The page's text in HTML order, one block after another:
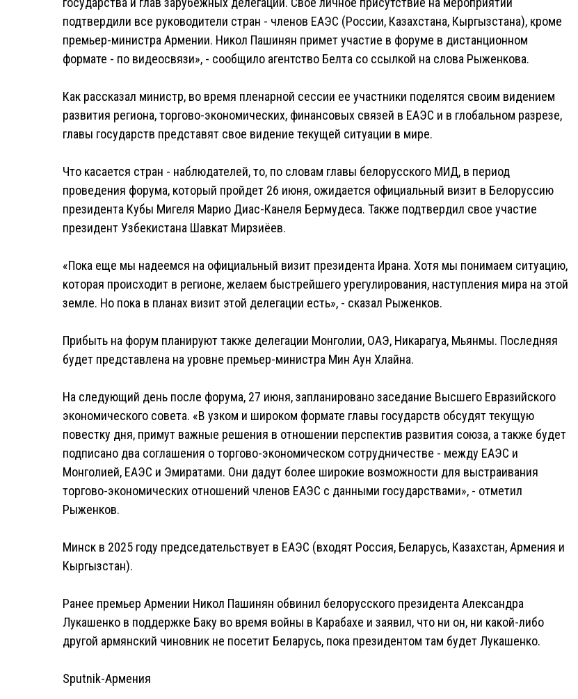
подтвердили все руководители стран - членов ЕАЭС (России, Казахстана, Кыргызстана), кроме
премьер-министра Армении. Никол Пашинян примет участие в форуме в дистанционном
формате - по видеосвязи», - сообщило агентство Белта со ссылкой на слова Рыженкова.
Как рассказал министр, во время пленарной сессии ее участники поделятся своим видением
развития региона, торгово-экономических, финансовых связей в ЕАЭС и в глобальном разрезе,
главы государств представят свое видение текущей ситуации в мире.
Что касается стран - наблюдателей, то, по словам главы белорусского МИД, в период
проведения форума, который пройдет 26 июня, ожидается официальный визит в Белоруссию
президента Кубы Мигеля Марио Диас-Канеля Бермудеса. Также подтвердил свое участие
президент Узбекистана Шавкат Мирзиёев.
«Пока еще мы надеемся на официальный визит президента Ирана. Хотя мы понимаем ситуацию,
которая происходит в регионе, желаем быстрейшего урегулирования, наступления мира на этой
земле. Но пока в планах визит этой делегации есть», - сказал Рыженков.
Прибыть на форум планируют также делегации Монголии, ОАЭ, Никарагуа, Мьянмы. Последняя
будет представлена на уровне премьер-министра Мин Аун Хлайна.
На следующий день после форума, 27 июня, запланировано заседание Высшего Евразийского
экономического совета. «В узком и широком формате главы государств обсудят текущую
повестку дня, примут важные решения в отношении перспектив развития союза, а также будет
подписано два соглашения о торгово-экономическом сотрудничестве - между ЕАЭС и
Монголией, ЕАЭС и Эмиратами. Они дадут более широкие возможности для выстраивания
торгово-экономических отношений членов ЕАЭС с данными государствами», - отметил
Рыженков.
Минск в 2025 году председательствует в ЕАЭС (входят Россия, Беларусь, Казахстан, Армения и
Кыргызстан).
Ранее премьер Армении Никол Пашинян обвинил белорусского президента Александра
Лукашенко в поддержке Баку во время войны в Карабахе и заявил, что ни он, ни какой-либо
другой армянский чиновник не посетит Беларусь, пока президентом там будет Лукашенко.
Sputnik-Армения